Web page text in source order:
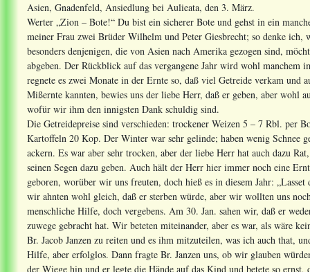
Asien, Gnadenfeld, Ansiedlung bei Aulieata, den 3. März.
Werter „Zion – Bote!“ Du bist ein sicherer Bote und gehst in ein
meiner Frau zwei Brüder Wilhelm und Peter Giesbrecht; so denke ich,
besonders denjenigen, die von Asien nach Amerika gezogen sind,
abgeben. Der Rückblick auf das vergangene Jahr wird wohl
regnete es zwei Monate in der Ernte so, daß viel Getreide verkam und
Mißernte kannten, bewies uns der liebe Herr, daß er geben, aber wohl
wofür wir ihm den innigsten Dank schuldig sind.
Die Getreidepreise sind verschieden: trockener Weizen 5 – 7 Rbl.
Kartoffeln 20 Kop. Der Winter war sehr gelinde; haben wenig Schnee
ackern. Es war aber sehr trocken, aber der liebe Herr hat auch dazu
seinen Segen dazu geben. Auch hält der Herr hier immer noch eine
geboren, worüber wir uns freuten, doch hieß es in diesem Jahr:
wir ahnten wohl gleich, daß er sterben würde, aber wir wollten uns
menschliche Hilfe, doch vergebens. Am 30. Jan. sahen wir, daß er
zuwege gebracht hat. Wir beteten miteinander, aber es war, als wäre
Br. Jacob Janzen zu reiten und es ihm mitzuteilen, was ich auch that,
Hilfe, aber erfolglos. Dann fragte Br. Janzen uns, ob wir glauben
der Wiege hin und er legte die Hände auf das Kind und betete so